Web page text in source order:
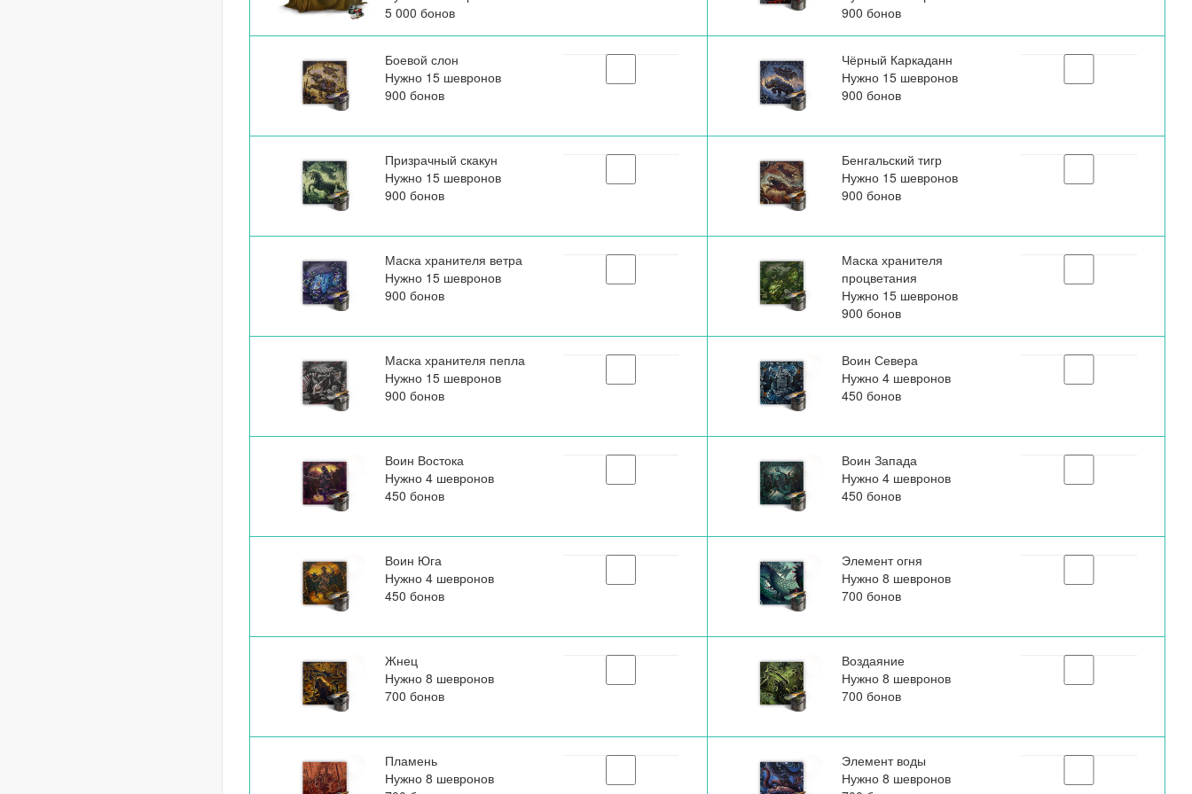
5 000 бонов
900 бонов
Боевой слон
Нужно 15 шевронов
900 бонов
Чёрный Каркаданн
Нужно 15 шевронов
900 бонов
Призрачный скакун
Нужно 15 шевронов
900 бонов
Бенгальский тигр
Нужно 15 шевронов
900 бонов
Маска хранителя ветра
Нужно 15 шевронов
900 бонов
Маска хранителя
процветания
Нужно 15 шевронов
900 бонов
Маска хранителя пепла
Нужно 15 шевронов
900 бонов
Воин Севера
Нужно 4 шевронов
450 бонов
Воин Востока
Нужно 4 шевронов
450 бонов
Воин Запада
Нужно 4 шевронов
450 бонов
Воин Юга
Нужно 4 шевронов
450 бонов
Элемент огня
Нужно 8 шевронов
700 бонов
Жнец
Нужно 8 шевронов
700 бонов
Воздаяние
Нужно 8 шевронов
700 бонов
Пламень
Нужно 8 шевронов
Элемент воды
Нужно 8 шевронов